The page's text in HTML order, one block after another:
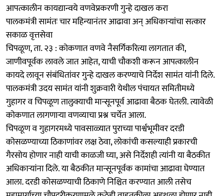
आपत्कालीन कायद्यान्वये वणवेप्रकरणी गुन्हे दाखल करा
पालकमंत्री सामंतः चार महिन्यानंतर आढावा अन् अधिकाऱ्यांचा सत्कार
सकाळ वृत्तसेवा
चिपळूण, ता. २३ : कोकणात वणवे नैसर्गिकरित्या लागतात की,
जाणीवपूर्वक लावले जात आहेत, याची चौकशी करून आपत्कालीन
कायदे लावून संबंधितांवर गुन्हे दाखल करण्याचे निर्देश सामंत यांनी दिले.
पालकमंत्री उदय सामंत यांनी शुक्रवारी येथील पंचायत समितीमध्ये
गुहागर व चिपळूण तालुक्याची मान्सूनपूर्व आढावा बैठक घेतली. त्यावेळी
कोकणात लागणाऱ्या वणव्याचा प्रश्न चर्चेत आला.
चिपळूण व गुहागरमध्ये पावसाळ्यात पुराच्या पार्श्वभूमीवर दरडी
कोसळण्याच्या ठिकाणांवर लक्ष ठेवा, लोकांची कसल्याही प्रकारची
गैरसोय होणार नाही याची काळजी घ्या, असे निर्देशही त्यांनी या बैठकीत
अधिकाऱ्यांना दिले. या बैठकीत मान्सूनपूर्वक कामांचा आढावा घेण्यात
आला. दरडी कोसळण्याची ठिकाणे निश्चित करण्यात आली तसेच